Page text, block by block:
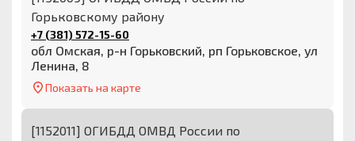
Горьковскому району
+7 (381) 572-15-60
обл Омская, р-н Горьковский, рп Горьковское, ул
Ленина, 8
Показать на карте
[1152011] ОГИБДД ОМВД России по